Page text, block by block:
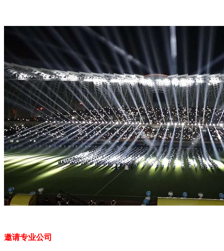
邀请专业公司